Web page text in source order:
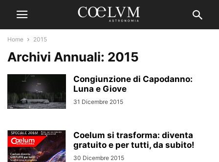
Home 2015
Archivi Annuali: 2015
Congiunzione di Capodanno:
Luna e Giove
31 Dicembre 2015
Coelum si trasforma: diventa
gratuito e per tutti, da subito!
30 Dicembre 2015